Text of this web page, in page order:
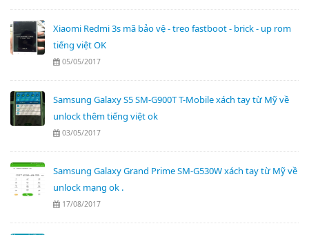
Xiaomi Redmi 3s mã bảo vệ - treo fastboot - brick - up rom
tiếng việt OK
05/05/2017
Samsung Galaxy S5 SM-G900T T-Mobile xách tay từ Mỹ về
unlock thêm tiếng việt ok
03/05/2017
Samsung Galaxy Grand Prime SM-G530W xách tay từ Mỹ về
unlock mạng ok .
17/08/2017